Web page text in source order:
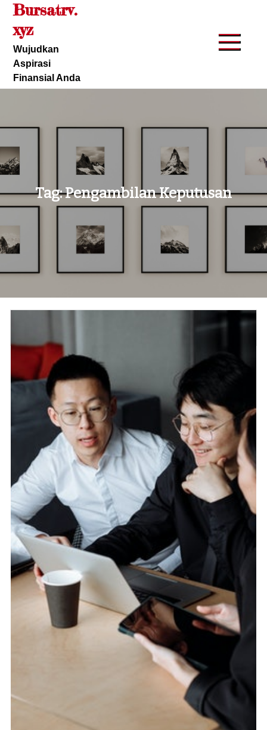
Skip
content
Bursatrv.
xyz
Wujudkan
Aspirasi
Finansial Anda
Tag:Pengambilan Keputusan